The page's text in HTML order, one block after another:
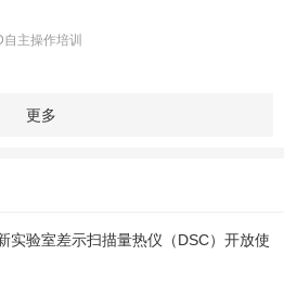
主操作培训
更多
实验室差示扫描量热仪（DSC）开放使